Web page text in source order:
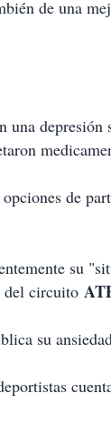
de una
una
de
su
del circuito
su